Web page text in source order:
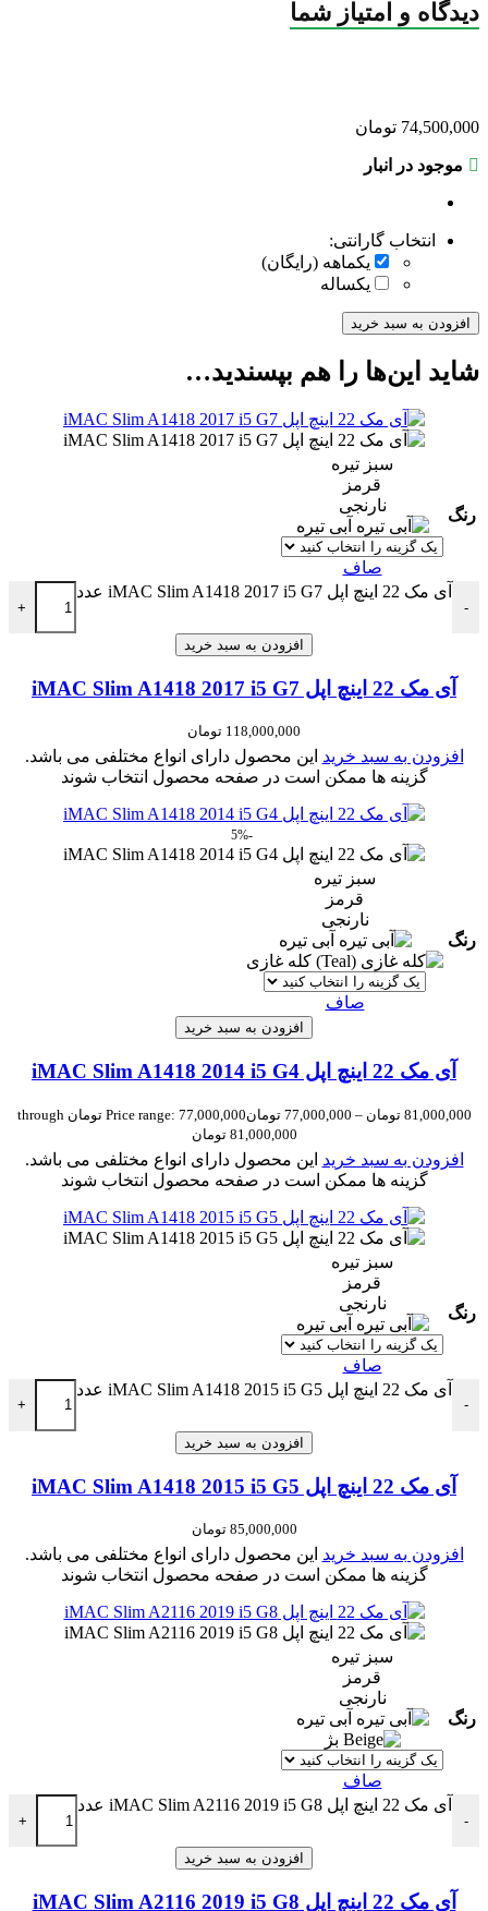
دیدگاه و امتیاز شما
74,500,000 تومان
موجود در انبار
انتخاب گارانتی:
یکماهه (رایگان)
یکساله
افزودن به سبد خرید
شاید این‌ها را هم بپسندید…
رنگ
سبز تیره
قرمز
نارنجی
آبی تیره
صاف
-
آی مک 22 اینچ اپل iMAC Slim A1418 2017 i5 G7 عدد
+
افزودن به سبد خرید
آی مک 22 اینچ اپل iMAC Slim A1418 2017 i5 G7
118,000,000 تومان
افزودن به سبد خرید این محصول دارای انواع مختلفی می باشد.
گزینه ها ممکن است در صفحه محصول انتخاب شوند
-5%
رنگ
سبز تیره
قرمز
نارنجی
آبی تیره
کله غازی
صاف
افزودن به سبد خرید
آی مک 22 اینچ اپل iMAC Slim A1418 2014 i5 G4
81,000,000 تومان –
77,000,000 تومان
Price range: 77,000,000 تومان through
81,000,000 تومان
افزودن به سبد خرید این محصول دارای انواع مختلفی می باشد.
گزینه ها ممکن است در صفحه محصول انتخاب شوند
رنگ
سبز تیره
قرمز
نارنجی
آبی تیره
صاف
-
آی مک 22 اینچ اپل iMAC Slim A1418 2015 i5 G5 عدد
+
افزودن به سبد خرید
آی مک 22 اینچ اپل iMAC Slim A1418 2015 i5 G5
85,000,000 تومان
افزودن به سبد خرید این محصول دارای انواع مختلفی می باشد.
گزینه ها ممکن است در صفحه محصول انتخاب شوند
رنگ
سبز تیره
قرمز
نارنجی
آبی تیره
بژ
صاف
-
آی مک 22 اینچ اپل iMAC Slim A2116 2019 i5 G8 عدد
+
افزودن به سبد خرید
آی مک 22 اینچ اپل iMAC Slim A2116 2019 i5 G8